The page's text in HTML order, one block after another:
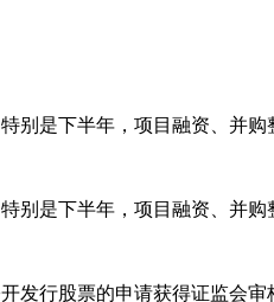
别是下半年，项目融资、并
别是下半年，项目融资、并购
发行股票的申请获得证监会